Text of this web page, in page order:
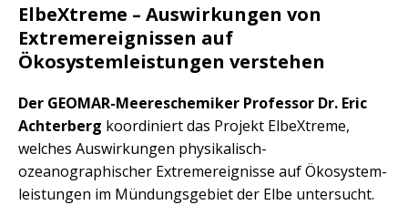
ElbeXtreme – Auswirkungen von
Extremereignissen auf
Ökosystemleistungen verstehen
Der GEOMAR-Meereschemiker Professor Dr. Eric
Achterberg koordiniert das Projekt ElbeXtreme,
welches Auswirkungen physikalisch-
ozeanographischer Extremereignisse auf Ökosystem-
leistungen im Mündungsgebiet der Elbe untersucht.